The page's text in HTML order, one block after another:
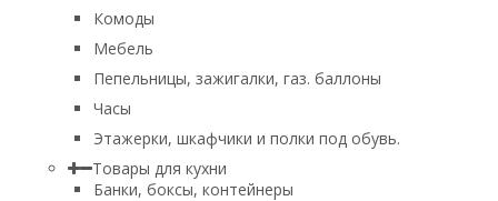
Комоды
Мебель
Пепельницы, зажигалки, газ. баллоны
Часы
Этажерки, шкафчики и полки под обувь.
Товары для кухни
Банки, боксы, контейнеры